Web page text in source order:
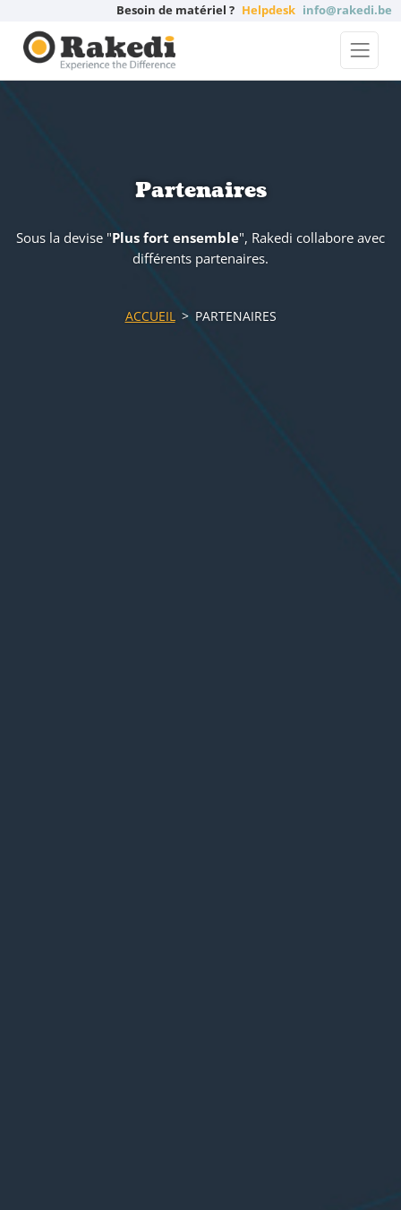
Besoin de matériel ? Helpdesk info@rakedi.be
Partenaires
Sous la devise "Plus fort ensemble", Rakedi collabore avec
différents partenaires.
ACCUEIL PARTENAIRES